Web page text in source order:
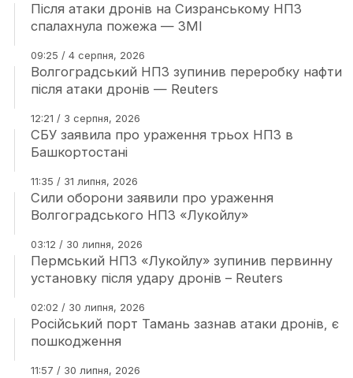
Після атаки дронів на Сизранському НПЗ
спалахнула пожежа — ЗМІ
09:25 / 4 серпня, 2026
Волгоградський НПЗ зупинив переробку нафти
після атаки дронів — Reuters
12:21 / 3 серпня, 2026
СБУ заявила про ураження трьох НПЗ в
Башкортостані
11:35 / 31 липня, 2026
Сили оборони заявили про ураження
Волгоградського НПЗ «Лукойлу»
03:12 / 30 липня, 2026
Пермський НПЗ «Лукойлу» зупинив первинну
установку після удару дронів – Reuters
02:02 / 30 липня, 2026
Російський порт Тамань зазнав атаки дронів, є
пошкодження
11:57 / 30 липня, 2026